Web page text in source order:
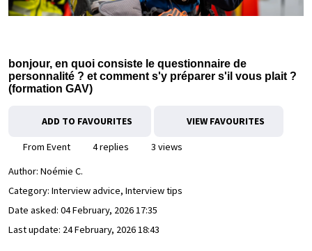
bonjour, en quoi consiste le questionnaire de
personnalité ? et comment s'y préparer s'il vous plait ?
(formation GAV)
ADD TO FAVOURITES VIEW FAVOURITES
From Event 4 replies
3 views
Author: Noémie C.
Category: Interview advice, Interview tips
Date asked: 04 February, 2026 17:35
Last update: 24 February, 2026 18:43